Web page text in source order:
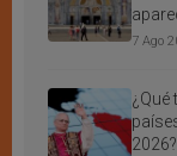
7 Ago
¿Qué